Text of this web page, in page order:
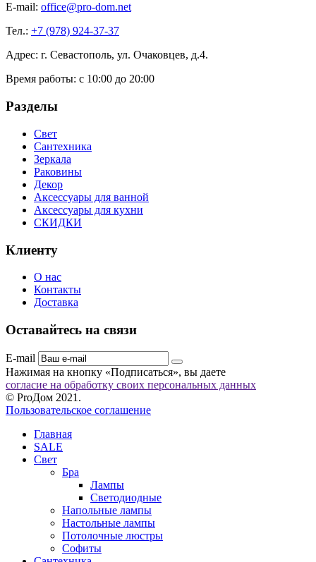
E-mail: office@pro-dom.net
Тел.: +7 (978) 924-37-37
Адрес: г. Севастополь, ул. Очаковцев, д.4.
Время работы: с 10:00 до 20:00
Разделы
Свет
Сантехника
Зеркала
Раковины
Декор
Аксессуары для ванной
Аксессуары для кухни
СКИДКИ
Клиенту
О нас
Контакты
Доставка
Оставайтесь на связи
E-mail
Нажимая на кнопку «Подписаться», вы даете
согласие на обработку своих персональных данных
© ProДом 2021.
Пользовательское соглашение
Главная
SALE
Свет
Бра
Лампы
Светодиодные
Напольные лампы
Настольные лампы
Потолочные люстры
Софиты